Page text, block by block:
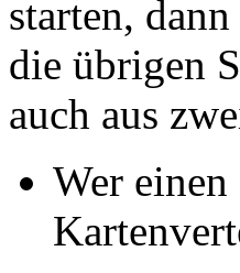
starten,
die übrigen
auch aus
Wer